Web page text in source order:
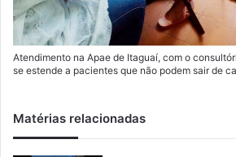
Atendimento na Apae de Itaguaí, com o
se estende a pacientes que não podem sair de
Matérias relacionadas